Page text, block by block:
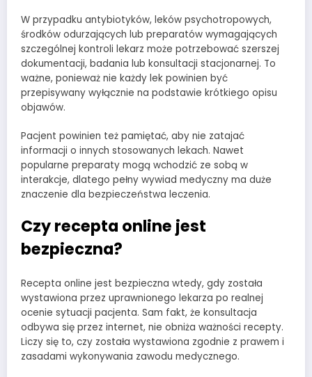
W przypadku antybiotyków, leków psychotropowych,
środków odurzających lub preparatów wymagających
szczególnej kontroli lekarz może potrzebować szerszej
dokumentacji, badania lub konsultacji stacjonarnej. To
ważne, ponieważ nie każdy lek powinien być
przepisywany wyłącznie na podstawie krótkiego opisu
objawów.
Pacjent powinien też pamiętać, aby nie zatajać
informacji o innych stosowanych lekach. Nawet
popularne preparaty mogą wchodzić ze sobą w
interakcje, dlatego pełny wywiad medyczny ma duże
znaczenie dla bezpieczeństwa leczenia.
Czy recepta online jest
bezpieczna?
Recepta online jest bezpieczna wtedy, gdy została
wystawiona przez uprawnionego lekarza po realnej
ocenie sytuacji pacjenta. Sam fakt, że konsultacja
odbywa się przez internet, nie obniża ważności recepty.
Liczy się to, czy została wystawiona zgodnie z prawem i
zasadami wykonywania zawodu medycznego.